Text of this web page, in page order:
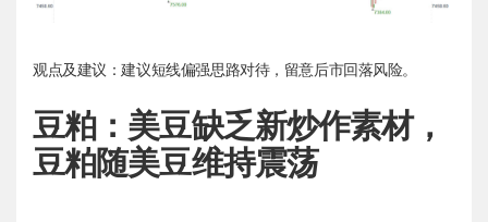
观点及建议：建议短线偏强思路对待，留意后市回落风险。
豆粕：美豆缺乏新炒作素材，
豆粕随美豆维持震荡